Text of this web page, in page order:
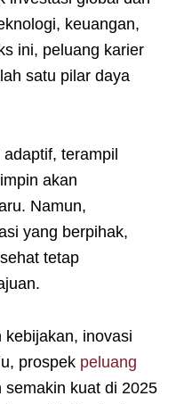
keuangan,
ini, peluang karier
satu pilar daya
terampil
akan
Namun,
yang berpihak,
tetap
kebijakan, inovasi
prospek peluang
semakin kuat di 2025